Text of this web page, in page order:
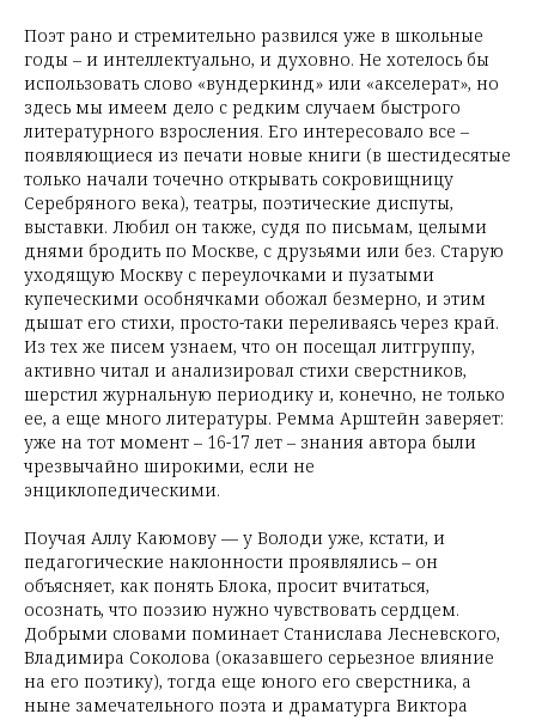
Поэт рано и стремительно развился уже в школьные
годы – и интеллектуально, и духовно. Не хотелось бы
использовать слово «вундеркинд» или «акселерат», но
здесь мы имеем дело с редким случаем быстрого
литературного взросления. Его интересовало все –
появляющиеся из печати новые книги (в шестидесятые
только начали точечно открывать сокровищницу
Серебряного века), театры, поэтические диспуты,
выставки. Любил он также, судя по письмам, целыми
днями бродить по Москве, с друзьями или без. Старую
уходящую Москву с переулочками и пузатыми
купеческими особнячками обожал безмерно, и этим
дышат его стихи, просто-таки переливаясь через край.
Из тех же писем узнаем, что он посещал литгруппу,
активно читал и анализировал стихи сверстников,
шерстил журнальную периодику и, конечно, не только
ее, а еще много литературы. Ремма Арштейн заверяет:
уже на тот момент – 16-17 лет – знания автора были
чрезвычайно широкими, если не
энциклопедическими.
Поучая Аллу Каюмову — у Володи уже, кстати, и
педагогические наклонности проявлялись – он
объясняет, как понять Блока, просит вчитаться,
осознать, что поэзию нужно чувствовать сердцем.
Добрыми словами поминает Станислава Лесневского,
Владимира Соколова (оказавшего серьезное влияние
на его поэтику), тогда еще юного его сверстника, а
ныне замечательного поэта и драматурга Виктора